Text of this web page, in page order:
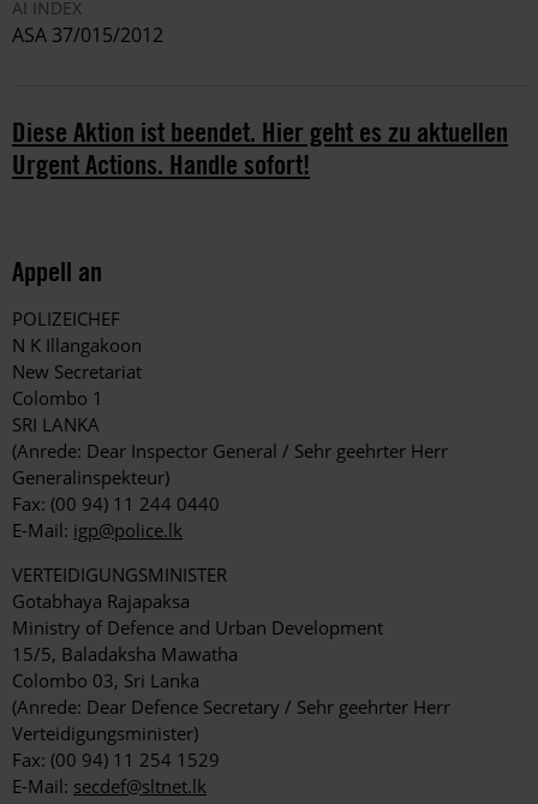
AI INDEX
ASA 37/015/2012
Diese Aktion ist beendet. Hier geht es zu aktuellen
Urgent Actions. Handle sofort!
Appell an
POLIZEICHEF
N K Illangakoon
New Secretariat
Colombo 1
SRI LANKA
(Anrede: Dear Inspector General / Sehr geehrter Herr
Generalinspekteur)
Fax: (00 94) 11 244 0440
E-Mail: igp@police.lk
VERTEIDIGUNGSMINISTER
Gotabhaya Rajapaksa
Ministry of Defence and Urban Development
15/5, Baladaksha Mawatha
Colombo 03, Sri Lanka
(Anrede: Dear Defence Secretary / Sehr geehrter Herr
Verteidigungsminister)
Fax: (00 94) 11 254 1529
E-Mail: secdef@sltnet.lk